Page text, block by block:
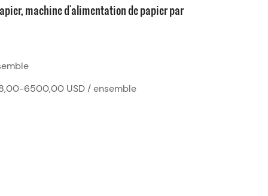
machine d'alimentation de papier par
6500,00 USD / ensemble